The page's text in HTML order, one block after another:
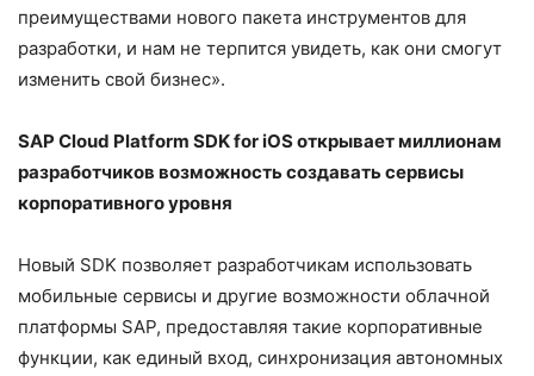
преимуществами нового пакета инструментов для
разработки, и нам не терпится увидеть, как они смогут
изменить свой бизнес».
SAP Cloud Platform SDKforiOSоткрывает миллионам
разработчиков возможность создавать сервисы
корпоративного уровня
Новый SDK позволяет разработчикам использовать
мобильные сервисы и другие возможности облачной
платформы SAP, предоставляя такие корпоративные
функции, как единый вход, синхронизация автономных